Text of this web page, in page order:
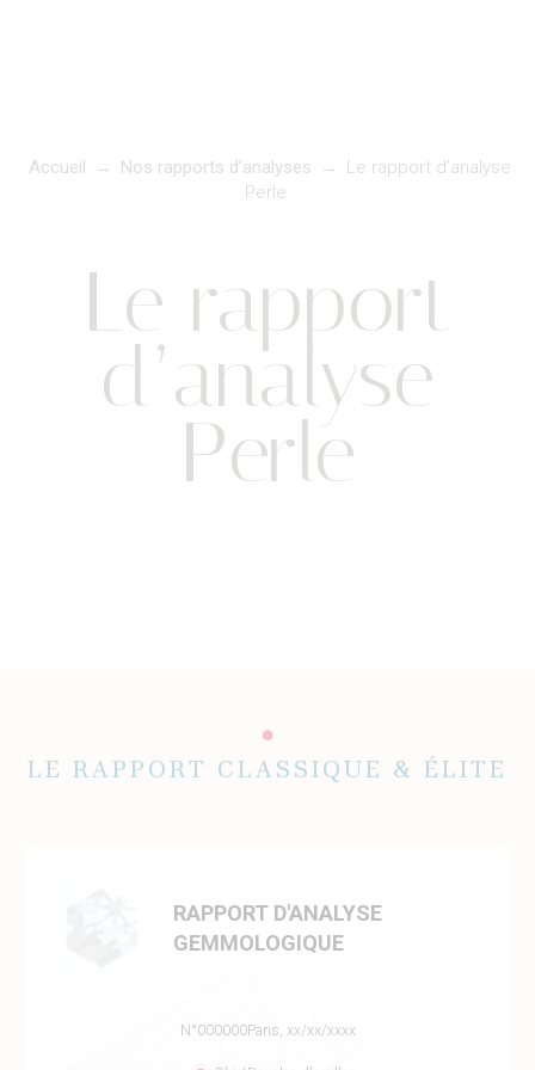
Accueil → Nos rapports d’analyses →
Le rapport d’analyse
Perle
Le rapport
d’analyse
Perle
LE RAPPORT CLASSIQUE & ÉLITE
RAPPORT D'ANALYSE
GEMMOLOGIQUE
N°000000Paris, xx/xx/xxxx